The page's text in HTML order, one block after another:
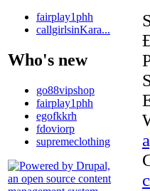
fairplay1phh
callgirlsinKara...
Who's new
go88vipshop
fairplay1phh
egofkkrh
fdoviorp
supremeclothing